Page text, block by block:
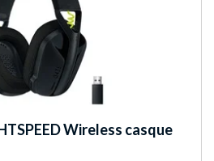
Wireless casque